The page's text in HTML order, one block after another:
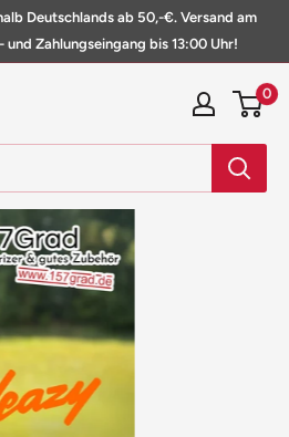
Deutschlands ab 50,-€. Versand am
und Zahlungseingang bis 13:00 Uhr!
0